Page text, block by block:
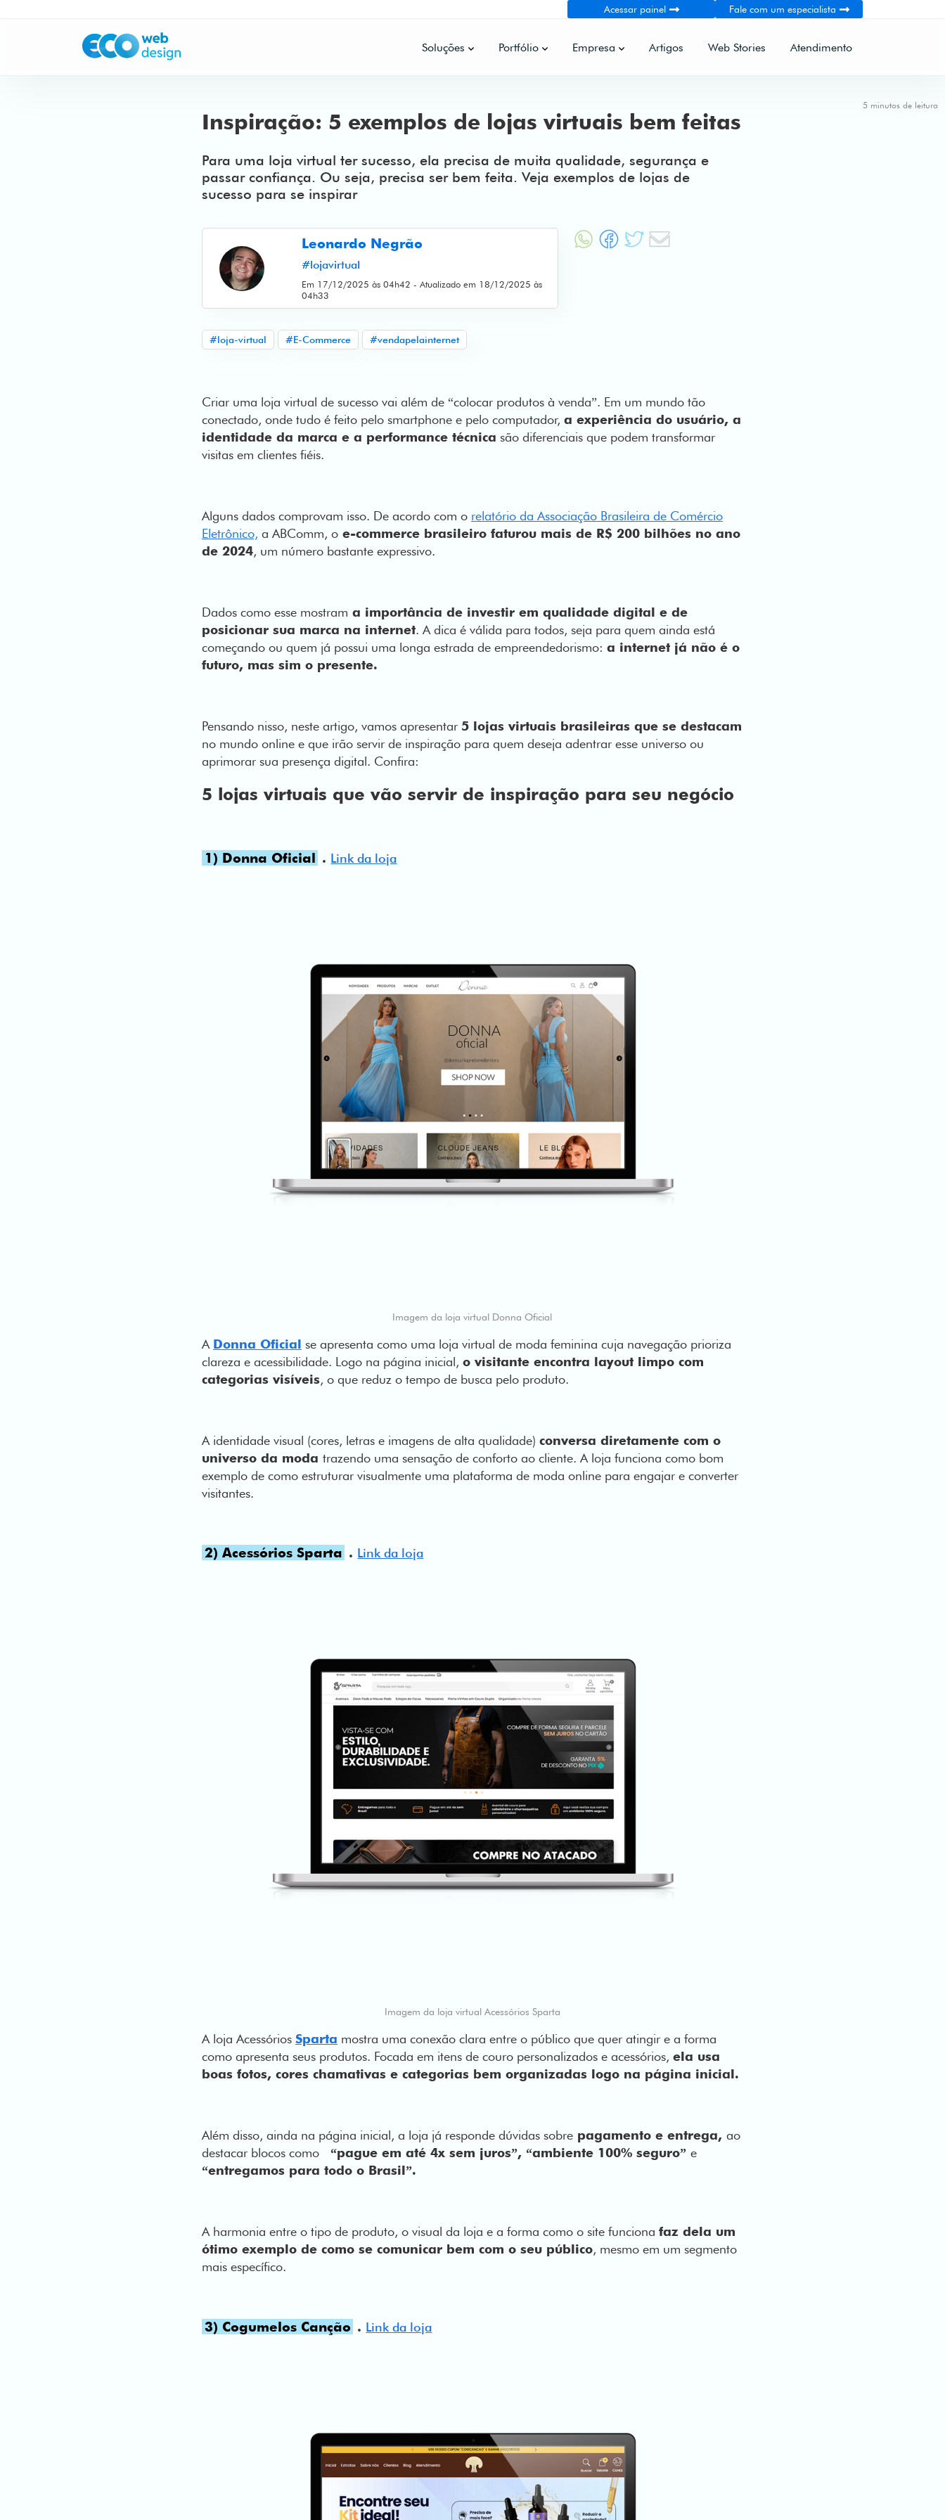
Acessar painel Fale com um especialista
Soluções Portfólio Empresa Artigos Web Stories Atendimento
5 minutos de leitura
Inspiração: 5 exemplos de lojas virtuais bem feitas
Para uma loja virtual ter sucesso, ela precisa de muita qualidade, segurança e
passar confiança. Ou seja, precisa ser bem feita. Veja exemplos de lojas de
sucesso para se inspirar
Leonardo Negrão
#lojavirtual
Em 17/12/2025 às 04h42 - Atualizado em 18/12/2025 às
04h33
#loja-virtual #E-Commerce #vendapelainternet
Criar uma loja virtual de sucesso vai além de “colocar produtos à venda”. Em um mundo tão
conectado, onde tudo é feito pelo smartphone e pelo computador, a experiência do usuário, a
identidade da marca e a performance técnica são diferenciais que podem transformar
visitas em clientes fiéis.
Alguns dados comprovam isso. De acordo com o relatório da Associação Brasileira de Comércio
Eletrônico, a ABComm, o e-commerce brasileiro faturou mais de R$ 200 bilhões no ano
de 2024, um número bastante expressivo.
Dados como esse mostram a importância de investir em qualidade digital e de
posicionar sua marca na internet. A dica é válida para todos, seja para quem ainda está
começando ou quem já possui uma longa estrada de empreendedorismo: a internet já não é o
futuro, mas sim o presente.
Pensando nisso, neste artigo, vamos apresentar 5 lojas virtuais brasileiras que se destacam
no mundo online e que irão servir de inspiração para quem deseja adentrar esse universo ou
aprimorar sua presença digital. Confira:
5 lojas virtuais que vão servir de inspiração para seu negócio
1) Donna Oficial . Link da loja
Imagem da loja virtual Donna Oficial
A Donna Oficial se apresenta como uma loja virtual de moda feminina cuja navegação prioriza
clareza e acessibilidade. Logo na página inicial, o visitante encontra layout limpo com
categorias visíveis, o que reduz o tempo de busca pelo produto.
A identidade visual (cores, letras e imagens de alta qualidade) conversa diretamente com o
universo da moda trazendo uma sensação de conforto ao cliente. A loja funciona como bom
exemplo de como estruturar visualmente uma plataforma de moda online para engajar e converter
visitantes.
2) Acessórios Sparta . Link da loja
Imagem da loja virtual Acessórios Sparta
A loja Acessórios Sparta mostra uma conexão clara entre o público que quer atingir e a forma
como apresenta seus produtos. Focada em itens de couro personalizados e acessórios, ela usa
boas fotos, cores chamativas e categorias bem organizadas logo na página inicial.
Além disso, ainda na página inicial, a loja já responde dúvidas sobre pagamento e entrega, ao
destacar blocos como
“pague em até 4x sem juros”, “ambiente 100% seguro” e
“entregamos para todo o Brasil”.
A harmonia entre o tipo de produto, o visual da loja e a forma como o site funciona faz dela um
ótimo exemplo de como se comunicar bem com o seu público, mesmo em um segmento
mais específico.
3) Cogumelos Canção . Link da loja